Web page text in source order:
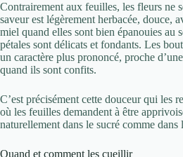
Contrairement aux feuilles, les fleurs ne
saveur est légèrement herbacée, douce,
miel quand elles sont bien épanouies au
pétales sont délicats et fondants. Les
un caractère plus prononcé, proche
quand ils sont confits.
C’est précisément cette douceur qui les
où les feuilles demandent à être
naturellement dans le sucré comme dans
Quand et comment les cueillir